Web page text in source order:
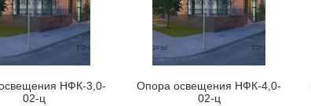
НФК-3,0-
02-ц
Опора освещения НФК-4,0-
02-ц